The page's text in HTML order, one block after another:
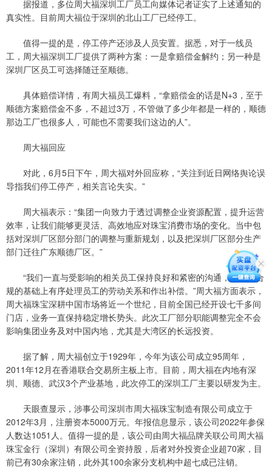
据报道，多位周大福深圳工厂员工向媒体记者证实了上述通知的
真实性。目前周大福位于深圳的北山工厂已经停工。
值得一提的是，停工停产还涉及人员安置。据悉，对于一线员
工，周大福深圳工厂提供了两种方案：一是拿赔偿金解约；另一种是
深圳厂区员工可选择随迁至顺德。
具体赔偿详情，有周大福员工爆料，“拿赔偿金的话是N+3，至于
顺德方案赔偿金不多，不超过3万，不管做了多少年都是一样的，顺德
那边工厂也很多人，可能也不需要我们这边的人”。
周大福回应
对此，6月5日下午，周大福对外回应称，“关注到近日网络舆论误
导指我们停工停产，相关言论失实。”
周大福表示：“集团一向致力于透过调整企业资源配置，提升运营
效率，让我们能够更灵活、高效地应对珠宝消费市场的变化。当中包
括对深圳厂区部分部门的调整与重新规划，以及把深圳厂区部分生产
部门迁往广东顺德厂区。”
“我们一直与受影响的相关员工保持良好和紧密的沟通，在合法合
规的基础上有序处理员工的劳动关系和作出补偿。”周大福方面表示，
周大福珠宝深耕中国市场将近一个世纪，目前全国已经开设七千多间
门店，业务一直保持稳定增长势头。此次工厂部分职能调整完全不会
影响集团业务及对中国内地，尤其是大湾区的长远投资。
据了解，周大福创立于1929年，今年为该公司成立95周年，
2011年12月在香港联合交易所主板上市。目前，周大福在内地有深
圳、顺德、武汉3个产业基地，此次停工的深圳工厂主要以研发为主。
天眼查显示，涉事公司深圳市周大福珠宝制造有限公司成立于
2012年3月，注册资本5000万元。年报信息显示，该公司2022年参保
人数达1051人。值得一提的是，该公司由周大福品牌关联公司周大福
珠宝金行（深圳）有限公司全资持股，后者对外投资企业超70家，目
前已有30余家注销，此外其100余家分支机构中超七成已注销。